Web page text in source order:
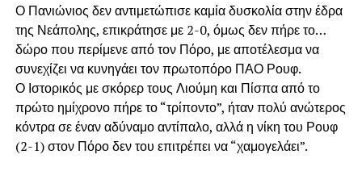
Ο Πανιώνιος δεν αντιμετώπισε καμία δυσκολία στην έδρα
της Νεάπολης, επικράτησε με 2-0, όμως δεν πήρε το…
δώρο που περίμενε από τον Πόρο, με αποτέλεσμα να
συνεχίζει να κυνηγάει τον πρωτοπόρο ΠΑΟ Ρουφ.
Ο Ιστορικός με σκόρερ τους Λιούμη και Πίσπα από το
πρώτο ημίχρονο πήρε το “τρίποντο”, ήταν πολύ ανώτερος
κόντρα σε έναν αδύναμο αντίπαλο, αλλά η νίκη του Ρουφ
(2-1) στον Πόρο δεν του επιτρέπει να “χαμογελάει”.